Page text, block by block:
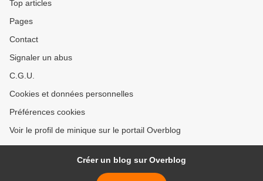
Top articles
Pages
Contact
Signaler un abus
C.G.U.
Cookies et données personnelles
Préférences cookies
Voir le profil de minique sur le portail Overblog
Créer un blog sur Overblog